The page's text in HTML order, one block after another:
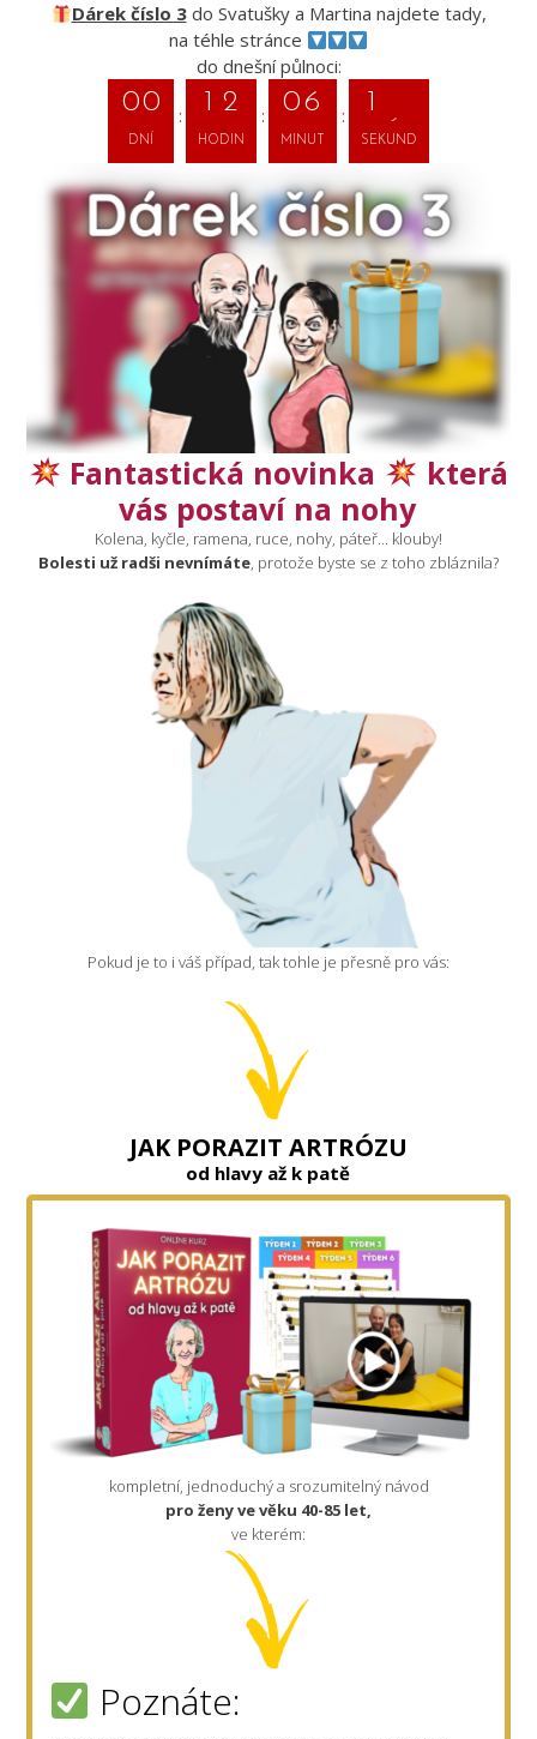
Dárek číslo 3do Svatušky a Martina najdete tady,
na téhle stránce
do dnešní půlnoci:
00
DNÍ
1 2
HODIN
06
MINUT
1
SEKUND
Fantastická novinka
která
vás postaví na nohy
Kolena, kyčle, ramena, ruce, nohy, páteř... klouby!
Bolesti už radši nevnímáte, protože byste se z toho zbláznila?
Pokud je to i váš případ, tak tohle je přesně pro vás:
JAK PORAZIT ARTRÓZU
od hlavy až k patě
kompletní, jednoduchý a srozumitelný návod
pro ženy ve věku 40-85 let,
ve kterém:
Poznáte: